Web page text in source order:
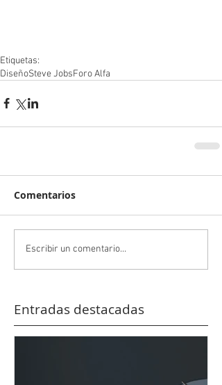
Etiquetas:
DiseñoSteve JobsForo Alfa
Comentarios
Escribir un comentario...
Entradas destacadas